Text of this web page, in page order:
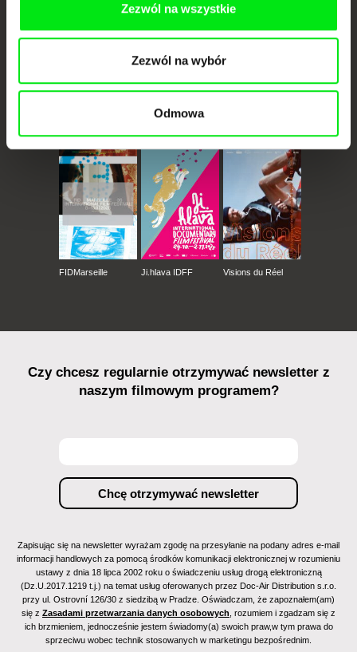
Zezwól na wszystkie
Zezwól na wybór
Odmowa
Millennium Docs
Against Gravity
FIDMarseille Ji.hlava IDFF Visions du Réel
Czy chcesz regularnie otrzymywać newsletter z
naszym filmowym programem?
Zapisując się na newsletter wyrażam zgodę na przesyłanie na podany adres e-mail
informacji handlowych za pomocą środków komunikacji elektronicznej w rozumieniu
ustawy z dnia 18 lipca 2002 roku o świadczeniu usług drogą elektroniczną
(Dz.U.2017.1219 t.j.) na temat usług oferowanych przez Doc-Air Distribution s.r.o.
przy ul. Ostrovní 126/30 z siedzibą w Pradze. Oświadczam, że zapoznałem(am)
się z Zasadami przetwarzania danych osobowych , rozumiem i zgadzam się z
ich brzmieniem, jednocześnie jestem świadomy(a) swoich praw,w tym prawa do
sprzeciwu wobec technik stosowanych w marketingu bezpośrednim.